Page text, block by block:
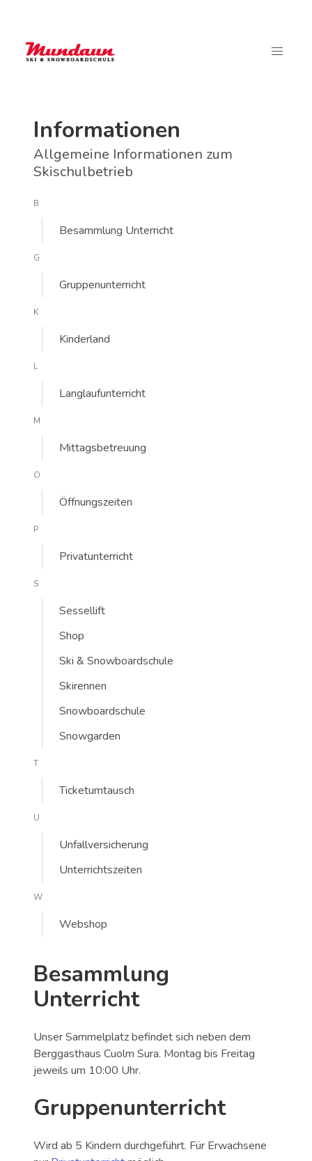
Informationen
Allgemeine Informationen zum
Skischulbetrieb
B
Besammlung Unterricht
G
Gruppenunterricht
K
Kinderland
L
Langlaufunterricht
M
Mittagsbetreuung
O
Öffnungszeiten
P
Privatunterricht
S
Sessellift
Shop
Ski & Snowboardschule
Skirennen
Snowboardschule
Snowgarden
T
Ticketumtausch
U
Unfallversicherung
Unterrichtszeiten
W
Webshop
Besammlung
Unterricht
Unser Sammelplatz befindet sich neben dem
Berggasthaus Cuolm Sura. Montag bis Freitag
jeweils um 10:00 Uhr.
Gruppenunterricht
Wird ab 5 Kindern durchgeführt. Für Erwachsene